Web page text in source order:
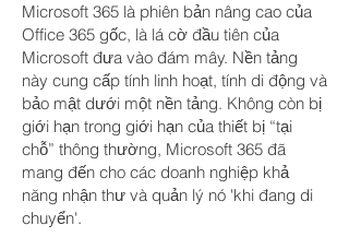
Microsoft 365 là phiên bản nâng cao của
Office 365 gốc, là lá cờ đầu tiên của
Microsoft đưa vào đám mây. Nền tảng
này cung cấp tính linh hoạt, tính di động và
bảo mật dưới một nền tảng. Không còn bị
giới hạn trong giới hạn của thiết bị “tại
chỗ” thông thường, Microsoft 365 đã
mang đến cho các doanh nghiệp khả
năng nhận thư và quản lý nó 'khi đang di
chuyển'.